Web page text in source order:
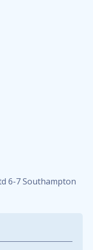
6-7 Southampton